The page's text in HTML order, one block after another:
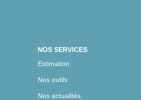
NOS SERVICES
Estimation
Nos outils
Nos actualités